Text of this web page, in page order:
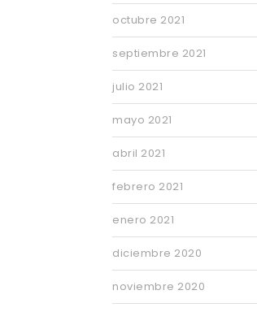
octubre 2021
septiembre 2021
julio 2021
mayo 2021
abril 2021
febrero 2021
enero 2021
diciembre 2020
noviembre 2020